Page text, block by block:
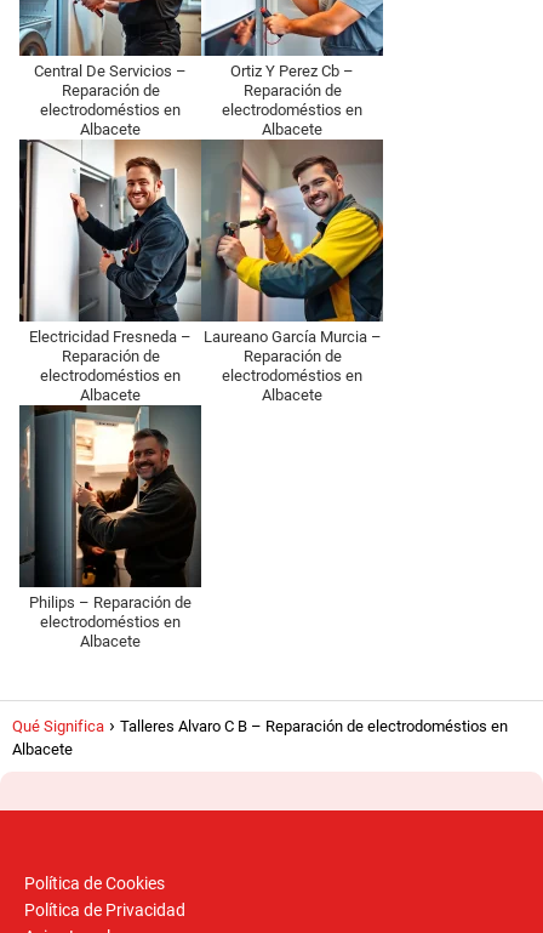
Central De Servicios –
Reparación de
electrodoméstios en
Albacete
Ortiz Y Perez Cb –
Reparación de
electrodoméstios en
Albacete
Electricidad Fresneda –
Reparación de
electrodoméstios en
Albacete
Laureano García Murcia –
Reparación de
electrodoméstios en
Albacete
Philips – Reparación de
electrodoméstios en
Albacete
Qué Significa
Talleres Alvaro C B – Reparación de electrodoméstios en
Albacete
Política de Cookies
Política de Privacidad